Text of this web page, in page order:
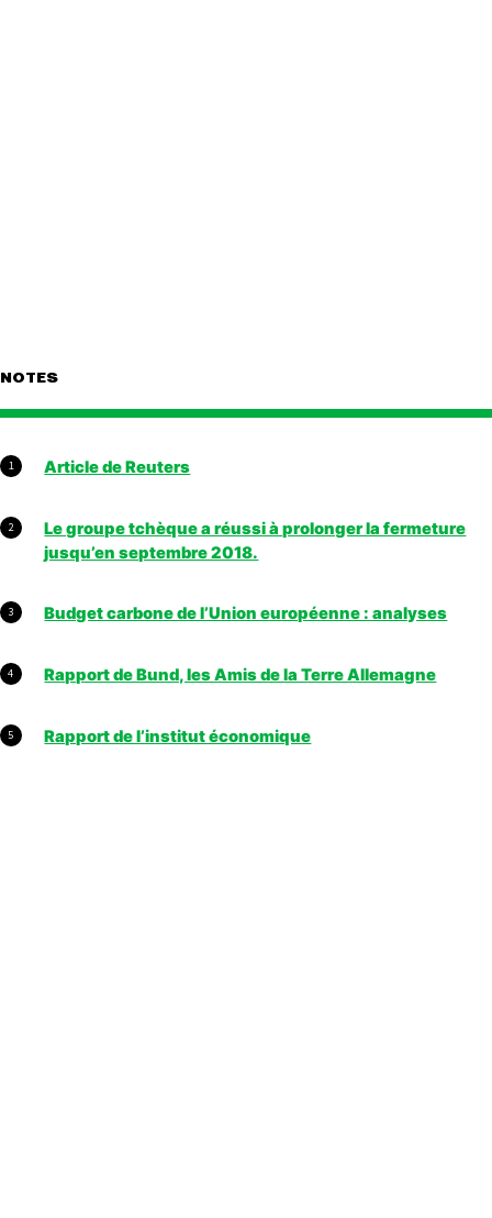
NOTES
1 Article de Reuters
2
Le groupe tchèque a réussi à prolonger la fermeture
jusqu’en septembre 2018.
3 Budget carbone de l’Union européenne : analyses
4 Rapport de Bund, les Amis de la Terre Allemagne
5 Rapport de l’institut économique